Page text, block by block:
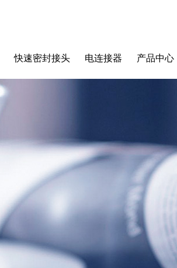
快速密封接头 电连接器 产品中心